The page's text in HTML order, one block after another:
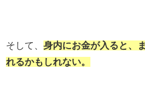
そして、 身内にお金が入ると、
れるかもしれない。